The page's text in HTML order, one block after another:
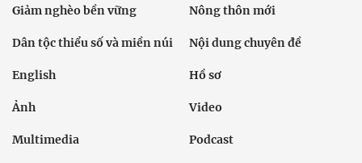
Giảm nghèo bền vững Nông thôn mới
Dân tộc thiểu số và miền núi Nội dung chuyên đề
English Hồ sơ
Ảnh Video
Multimedia Podcast